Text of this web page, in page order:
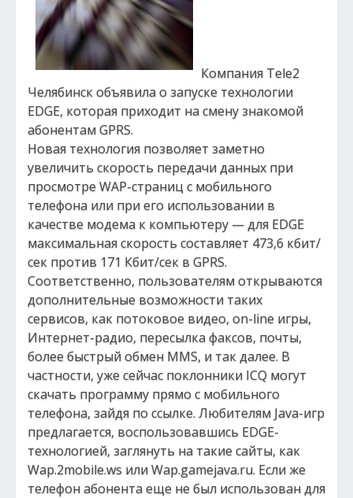
Компания Tele2
Челябинск объявила о запуске технологии
EDGE, которая приходит на смену знакомой
абонентам GPRS.
Новая технология позволяет заметно
увеличить скорость передачи данных при
просмотре WAP-страниц с мобильного
телефона или при его использовании в
качестве модема к компьютеру — для EDGE
максимальная скорость составляет 473,6 кбит/
сек против 171 Кбит/сек в GPRS.
Соответственно, пользователям открываются
дополнительные возможности таких
сервисов, как потоковое видео, on-line игры,
Интернет-радио, пересылка факсов, почты,
более быстрый обмен MMS, и так далее. В
частности, уже сейчас поклонники ICQ могут
скачать программу прямо с мобильного
телефона, зайдя по ссылке. Любителям Java-игр
предлагается, воспользовавшись EDGE-
технологией, заглянуть на такие сайты, как
Wap.2mobile.ws или Wap.gamejava.ru. Если же
телефон абонента еще не был использован для